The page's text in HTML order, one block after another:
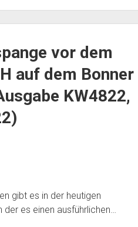
vor dem
auf dem Bonner
KW4822,
gibt es in der heutigen
es einen ausführlichen…